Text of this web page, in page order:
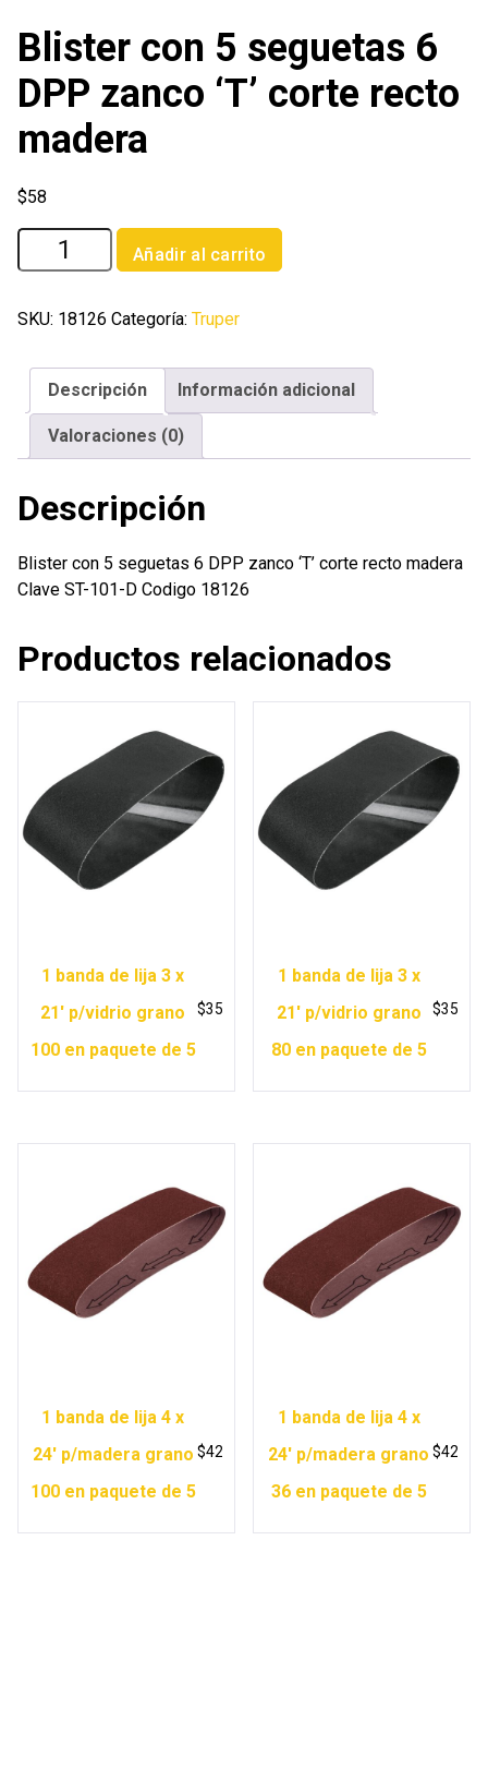
Blister con 5 seguetas 6
DPP zanco ‘T’ corte recto
madera
$58
Blister
con
seguetas
DPP
zanco
'T'
corte
madera
cantidad
Añadir al carrito
SKU: 18126 Categoría: Truper
Descripción Información adicional
Valoraciones (0)
Descripción
Blister con 5 seguetas 6 DPP zanco ‘T’ corte recto madera
Clave ST-101-D Codigo 18126
Productos relacionados
1 banda de lija 3 x
21′ p/vidrio grano
100 en paquete de 5
$35
1 banda de lija 3 x
21′ p/vidrio grano
80 en paquete de 5
$35
1 banda de lija 4 x
24′ p/madera grano
100 en paquete de 5
$42
1 banda de lija 4 x
24′ p/madera grano
36 en paquete de 5
$42